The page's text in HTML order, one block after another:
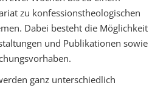
zu konfessionstheologischen
Dabei besteht die Möglichkeit
und Publikationen sowie
ganz unterschiedlich